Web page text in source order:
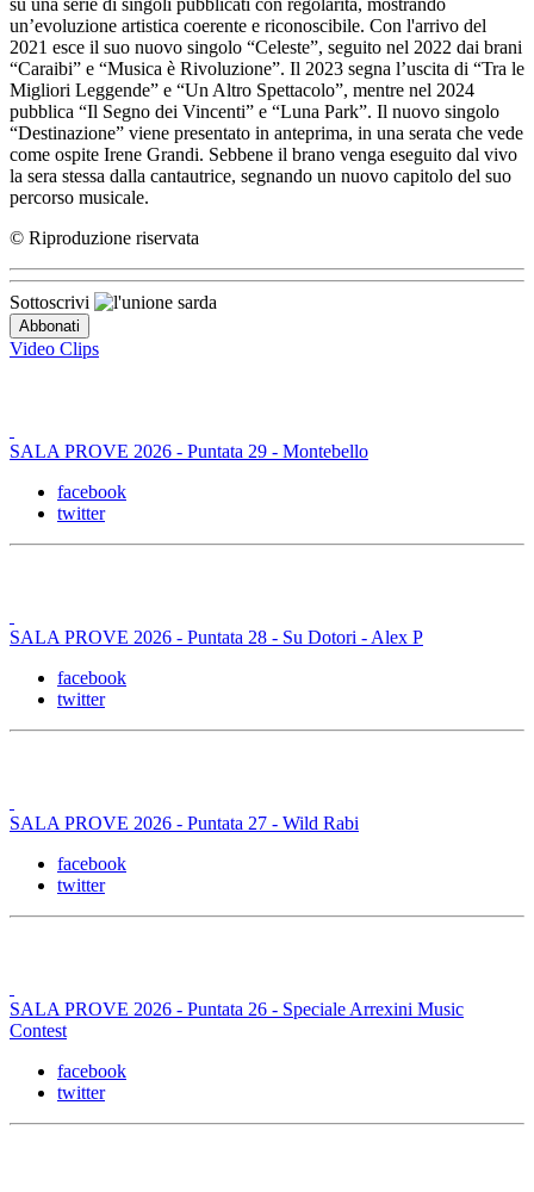
su una serie di singoli pubblicati con regolarità, mostrando
un’evoluzione artistica coerente e riconoscibile. Con l'arrivo del
2021 esce il suo nuovo singolo “Celeste”, seguito nel 2022 dai brani
“Caraibi” e “Musica è Rivoluzione”. Il 2023 segna l’uscita di “Tra le
Migliori Leggende” e “Un Altro Spettacolo”, mentre nel 2024
pubblica “Il Segno dei Vincenti” e “Luna Park”. Il nuovo singolo
“Destinazione” viene presentato in anteprima, in una serata che vede
come ospite Irene Grandi. Sebbene il brano venga eseguito dal vivo
la sera stessa dalla cantautrice, segnando un nuovo capitolo del suo
percorso musicale.
© Riproduzione riservata
Sottoscrivi
Video Clips
SALA PROVE 2026 - Puntata 29 - Montebello
facebook
twitter
SALA PROVE 2026 - Puntata 28 - Su Dotori - Alex P
facebook
twitter
SALA PROVE 2026 - Puntata 27 - Wild Rabi
facebook
twitter
SALA PROVE 2026 - Puntata 26 - Speciale Arrexini Music
Contest
facebook
twitter